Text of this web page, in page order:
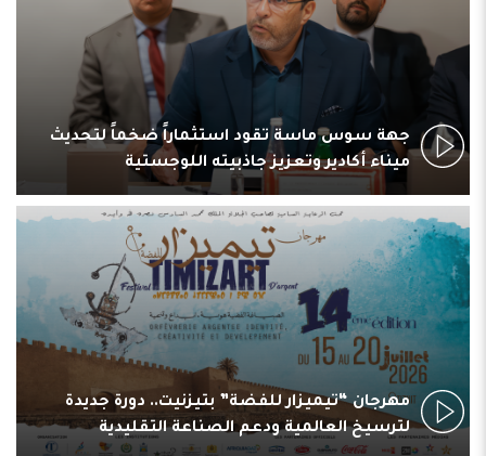
جهة سوس ماسة تقود استثماراً ضخماً لتحديث
ميناء أكادير وتعزيز جاذبيته اللوجستية
مهرجان “تيميزار للفضة” بتيزنيت.. دورة جديدة
لترسيخ العالمية ودعم الصناعة التقليدية